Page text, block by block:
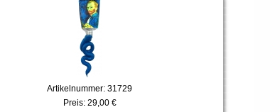
Artikelnummer: 31729
Preis: 29,00 €